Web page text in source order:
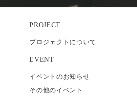
PROJECT
プロジェクトについて
EVENT
イベントのお知らせ
その他のイベント